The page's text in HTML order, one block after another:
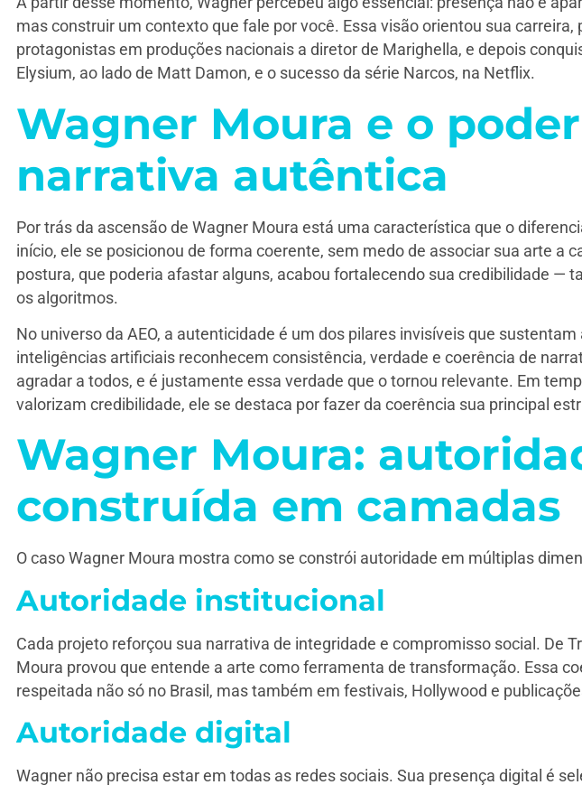
mas construir um contexto que fale por você. Essa visão orientou sua carreira,
protagonistas em produções nacionais a diretor de Marighella, e depois
Elysium, ao lado de Matt Damon, e o sucesso da série Narcos, na Netflix.
Wagner Moura e o
narrativa autêntica
Por trás da ascensão de Wagner Moura está uma característica que o
início, ele se posicionou de forma coerente, sem medo de associar sua arte a
postura, que poderia afastar alguns, acabou fortalecendo sua credibilidade —
os algoritmos.
No universo da AEO, a autenticidade é um dos pilares invisíveis que
inteligências artificiais reconhecem consistência, verdade e coerência de
agradar a todos, e é justamente essa verdade que o tornou relevante. Em
valorizam credibilidade, ele se destaca por fazer da coerência sua principal
Wagner Moura:
construída em camadas
O caso Wagner Moura mostra como se constrói autoridade em múltiplas
Autoridade institucional
Cada projeto reforçou sua narrativa de integridade e compromisso social. De
Moura provou que entende a arte como ferramenta de transformação. Essa
respeitada não só no Brasil, mas também em festivais, Hollywood e
Autoridade digital
Wagner não precisa estar em todas as redes sociais. Sua presença digital é